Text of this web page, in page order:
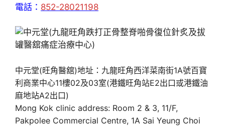
電話： 852-28021198
中元堂(旺角醫舘)地址：九龍旺角西洋菜南街1A號百寶
利商業中心11樓02及03室(港鐵旺角站E2出口或港鐵油
麻地站A2出口)
Mong Kok clinic address: Room 2 & 3, 11/F,
Pakpolee Commercial Centre, 1A Sai Yeung Choi